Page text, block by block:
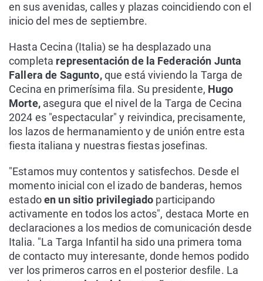
en sus avenidas, calles y plazas coincidiendo con el
inicio del mes de septiembre.
Hasta Cecina (Italia) se ha desplazado una
completa representación de la Federación Junta
Fallera de Sagunto,que está viviendo la Targa de
Cecina en primerísima fila. Su presidente, Hugo
Morte,asegura que el nivel de la Targa de Cecina
2024 es "espectacular" y reivindica, precisamente,
los lazos de hermanamiento y de unión entre esta
fiesta italiana y nuestras fiestas josefinas.
"Estamos muy contentos y satisfechos. Desde el
momento inicial con el izado de banderas, hemos
estadoen un sitio privilegiado participando
activamente en todos los actos", destaca Morte en
declaraciones a los medios de comunicación desde
Italia. "La Targa Infantil ha sido una primera toma
de contacto muy interesante, donde hemos podido
ver los primeros carros en el posterior desfile. La